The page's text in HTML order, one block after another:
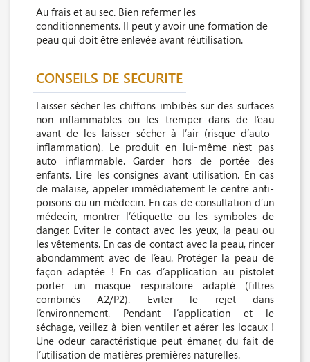
Au frais et au sec. Bien refermer les
conditionnements. Il peut y avoir une formation de
peau qui doit être enlevée avant réutilisation.
CONSEILS DE SECURITE
Laisser sécher les chiffons imbibés sur des surfaces
non inflammables ou les tremper dans de l’eau
avant de les laisser sécher à l’air (risque d’auto-
inflammation). Le produit en lui-même n’est pas
auto inflammable. Garder hors de portée des
enfants. Lire les consignes avant utilisation. En cas
de malaise, appeler immédiatement le centre anti-
poisons ou un médecin. En cas de consultation d’un
médecin, montrer l’étiquette ou les symboles de
danger. Eviter le contact avec les yeux, la peau ou
les vêtements. En cas de contact avec la peau, rincer
abondamment avec de l’eau. Protéger la peau de
façon adaptée ! En cas d’application au pistolet
porter un masque respiratoire adapté (filtres
combinés A2/P2). Eviter le rejet dans
l’environnement. Pendant l’application et le
séchage, veillez à bien ventiler et aérer les locaux !
Une odeur caractéristique peut émaner, du fait de
l’utilisation de matières premières naturelles.